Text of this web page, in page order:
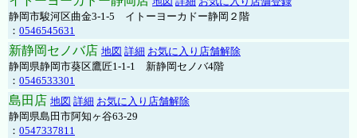
静岡市駿河区曲金3-1-5 イトーヨーカドー静岡２階
： 0546545631
新静岡セノバ店 地図 詳細 お気に入り店舗解除
静岡県静岡市葵区鷹匠1-1-1 新静岡セノバ4階
： 0546533301
島田店 地図 詳細 お気に入り店舗解除
静岡県島田市阿知ヶ谷63-29
： 0547337811